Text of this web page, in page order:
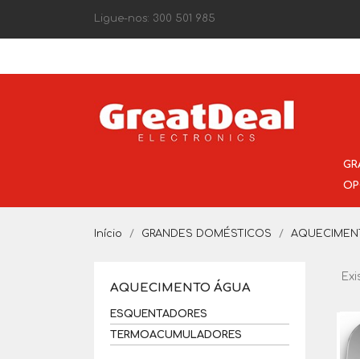
Ligue-nos: 300 501 985
Início GRANDES DOMÉSTICOS
AQUECIMENTO ÁGUA
ESQUENTADORES
TERMOACUMULADORES